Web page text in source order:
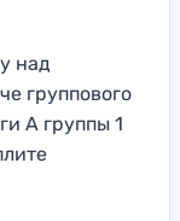
над
группового
А группы 1